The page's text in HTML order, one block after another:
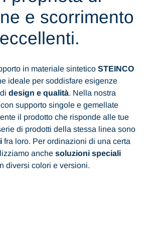
e scorrimento
eccellenti.
in materiale sintetico STEINCO
ideale per soddisfare esigenze
design e qualità. Nella nostra
supporto singole e gemellate
il prodotto che risponde alle tue
di prodotti della stessa linea sono
fra loro. Per ordinazioni di una certa
anche soluzioni speciali
diversi colori e versioni.